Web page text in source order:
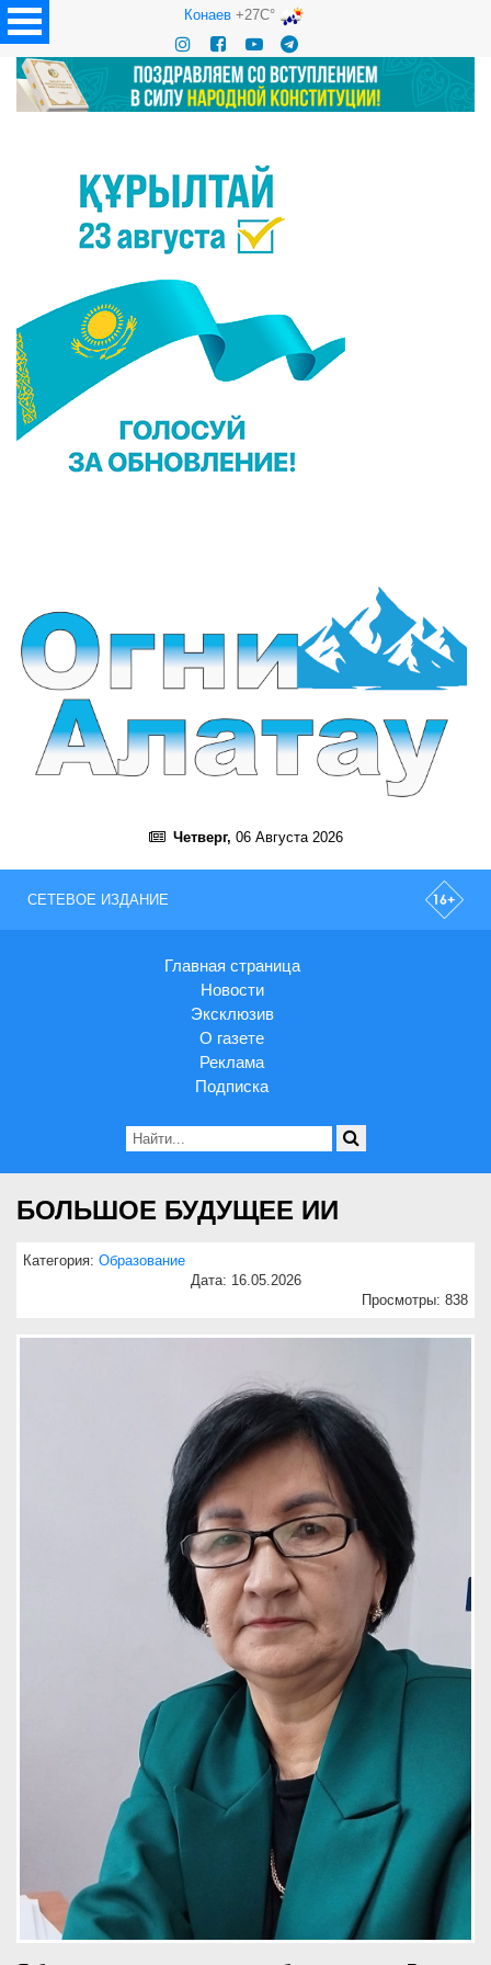
Конаев+27C°
Четверг, 06 Августа 2026
СЕТЕВОЕ ИЗДАНИЕ
Главная страница
Новости
Эксклюзив
О газете
Реклама
Подписка
БОЛЬШОЕ БУДУЩЕЕ ИИ
Категория: Образование
Дата: 16.05.2026
Просмотры: 838